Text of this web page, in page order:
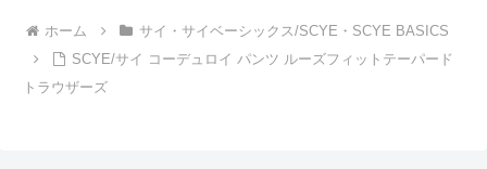
ホーム
サイ・サイベーシックス/SCYE・SCYE BASICS
SCYE/サイ コーデュロイ パンツ ルーズフィットテーパード
トラウザーズ